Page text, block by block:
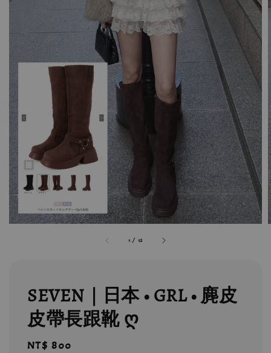
1 / 12
SEVEN｜日本 • GRL • 麂皮
皮帶長跟靴 ღ
Regular
NT$ 800